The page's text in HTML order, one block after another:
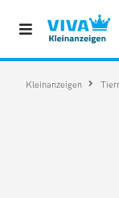
Kleinanzeigen